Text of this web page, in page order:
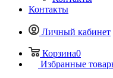
Контакты
Личный кабинет
Корзина0
Избранные